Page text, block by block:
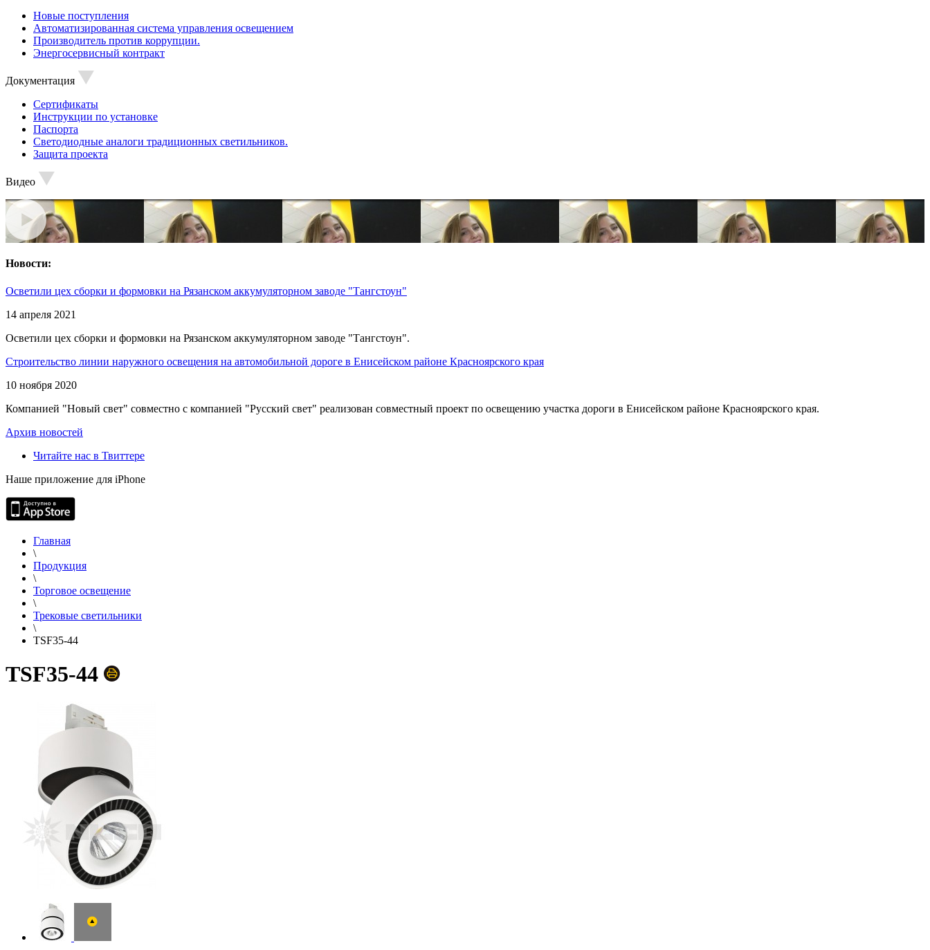
Новые поступления
Автоматизированная система управления освещением
Производитель против коррупции.
Энергосервисный контракт
Документация
Сертификаты
Инструкции по установке
Паспорта
Светодиодные аналоги традиционных светильников.
Защита проекта
Видео
Новости:
Осветили цех сборки и формовки на Рязанском аккумуляторном заводе "Тангстоун"
14 апреля 2021
Осветили цех сборки и формовки на Рязанском аккумуляторном заводе "Тангстоун".
Строительство линии наружного освещения на автомобильной дороге в Енисейском районе Красноярского края
10 ноября 2020
Компанией "Новый свет" совместно с компанией "Русский свет" реализован совместный проект по освещению участка дороги в Енисейском районе Красноярского края.
Архив новостей
Читайте нас в Твиттере
Наше приложение для iPhone
Главная
\
Продукция
\
Торговое освещение
\
Трековые светильники
\
TSF35-44
TSF35-44